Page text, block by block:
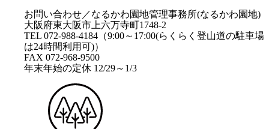
お問い合わせ／なるかわ園地管理事務所(なるかわ園地)
大阪府東大阪市上六万寺町1748-2
TEL 072-988-4184（9:00～17:00(らくらく登山道の駐車場
は24時間利用可)）
FAX 072-968-9500
年末年始の定休 12/29～1/3